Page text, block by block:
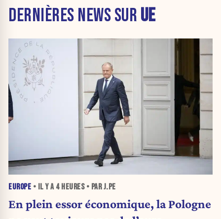
DERNIÈRES NEWS SUR UE
EUROPE • IL Y A 4 HEURES• PAR J.PE
En plein essor économique, la Pologne